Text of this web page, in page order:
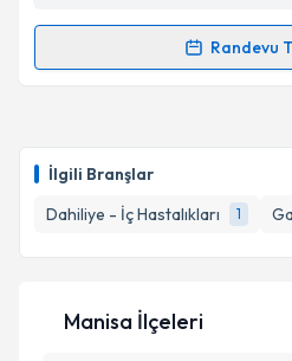
İlgili Branşlar
Dahiliye - İç Hastalıkları
1
TakvimRandevu
Randevu Takvimi
takvim hazırlandığında e-
Manisa İlçeleri